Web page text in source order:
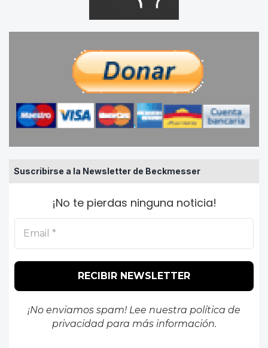
Suscribirse a la Newsletter de Beckmesser
¡No te pierdas ninguna noticia!
¡No enviamos spam! Lee nuestra política de
privacidadpara más información.